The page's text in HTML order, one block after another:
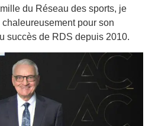
du Réseau des sports, je
pour son
succès de RDS depuis 2010.